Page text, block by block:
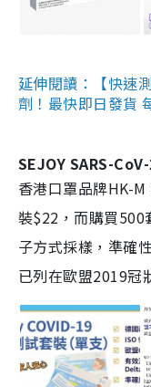
延伸閱讀：【快速
劑！最快即日發貨
SEJOY SARS-
香港口罩品牌HK-
裝$22，而購買500
子方式採樣，準確
已列在歐盟2019冠